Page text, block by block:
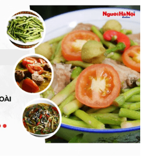
món ăn như thế.